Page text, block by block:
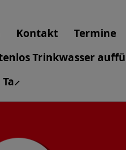
Kontakt
Termine
Trinkwasser